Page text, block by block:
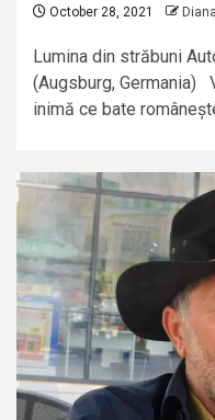
October 28, 2021
Lumina din străbuni
(Augsburg, Germania)
inimă ce bate